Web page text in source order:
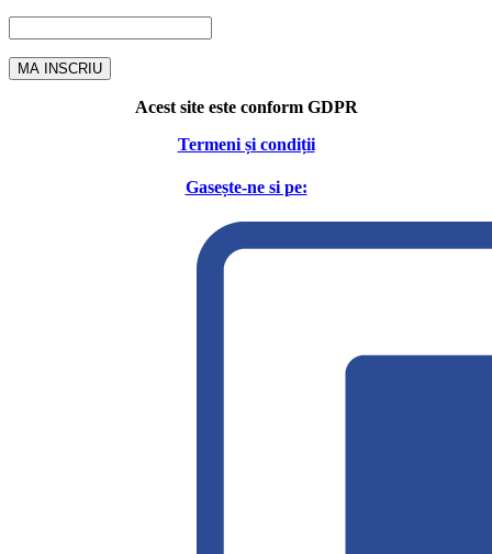
MA INSCRIU
Acest site este conform GDPR
Termeni și condiții
Gasește-ne si pe: